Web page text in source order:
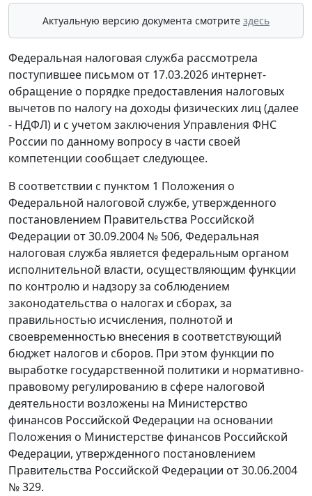
Актуальную версию документа смотрите здесь
Федеральная налоговая служба рассмотрела
поступившее письмом от 17.03.2026 интернет-
обращение о порядке предоставления налоговых
вычетов по налогу на доходы физических лиц (далее
- НДФЛ) и с учетом заключения Управления ФНС
России по данному вопросу в части своей
компетенции сообщает следующее.
В соответствии с пунктом 1 Положения о
Федеральной налоговой службе, утвержденного
постановлением Правительства Российской
Федерации от 30.09.2004 № 506, Федеральная
налоговая служба является федеральным органом
исполнительной власти, осуществляющим функции
по контролю и надзору за соблюдением
законодательства о налогах и сборах, за
правильностью исчисления, полнотой и
своевременностью внесения в соответствующий
бюджет налогов и сборов. При этом функции по
выработке государственной политики и нормативно-
правовому регулированию в сфере налоговой
деятельности возложены на Министерство
финансов Российской Федерации на основании
Положения о Министерстве финансов Российской
Федерации, утвержденного постановлением
Правительства Российской Федерации от 30.06.2004
№ 329.